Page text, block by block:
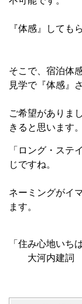
『体感』しても
そこで、宿泊体
見学で『体感』
ご希望がありま
きると思います。
「ロング・ステ
じですね。
ネーミングがイ
ます。
「住み心地いち
大河内建詞